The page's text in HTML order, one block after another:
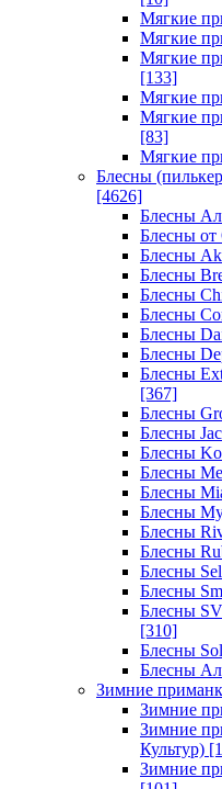
Мягкие
Мягкие
Мягкие
[133]
Мягкие
Мягкие
[83]
Мягкие
Блесны
[4626]
Блесны
Блесны от
Блесны
Блесны
Блесны
Блесны
Блесны
Блесны
Блесны
[367]
Блесны
Блесны
Блесны
Блесны
Блесны
Блесны
Блесны
Блесны
Блесны
Блесны
Блесны
[310]
Блесны
Блесны
Зимние
Зимние
Зимние
Культур)
Зимние